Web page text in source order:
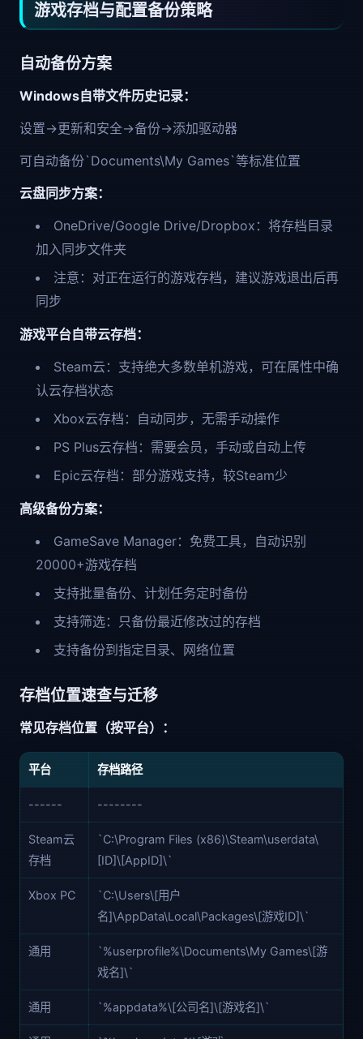
游戏存档与配置备份策略
自动备份方案
Windows自带文件历史记录：
设置→更新和安全→备份→添加驱动器
可自动备份`Documents\My Games`等标准位置
云盘同步方案：
OneDrive/Google Drive/Dropbox：将存档目录
加入同步文件夹
注意：对正在运行的游戏存档，建议游戏退出后再
同步
游戏平台自带云存档：
Steam云：支持绝大多数单机游戏，可在属性中确
认云存档状态
Xbox云存档：自动同步，无需手动操作
PS Plus云存档：需要会员，手动或自动上传
Epic云存档：部分游戏支持，较Steam少
高级备份方案：
GameSave Manager：免费工具，自动识别
20000+游戏存档
支持批量备份、计划任务定时备份
支持筛选：只备份最近修改过的存档
支持备份到指定目录、网络位置
存档位置速查与迁移
常见存档位置（按平台）：
平台 存档路径
------ --------
Steam云
存档
`C:\Program Files (x86)\Steam\userdata\
[ID]\[AppID]\`
Xbox PC
`C:\Users\[用户
名]\AppData\Local\Packages\[游戏ID]\`
通用
`%userprofile%\Documents\My Games\[游
戏名]\`
通用 `%appdata%\[公司名]\[游戏名]\`